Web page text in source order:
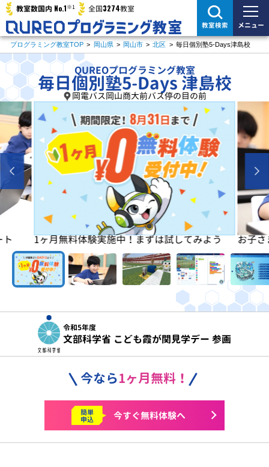
教室数国内 No.1※1 全国3274教室
教室検索 メニュー
プログラミング教室TOP > 岡山県 > 岡山市 > 北区 > 毎日個別塾5-Days津島校
QUREOプログラミング教室
毎日個別塾5-Days 津島校
岡電バス岡山商大前バス停の目の前
う お子さまの「楽しい」を学びの原動力に！ 初め
令和5年度
文部科学省 こども霞が関見学デー 参画
今なら1ヶ月無料！
簡単
申込 今すぐ無料体験へ